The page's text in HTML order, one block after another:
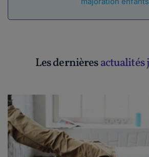
Les dernières